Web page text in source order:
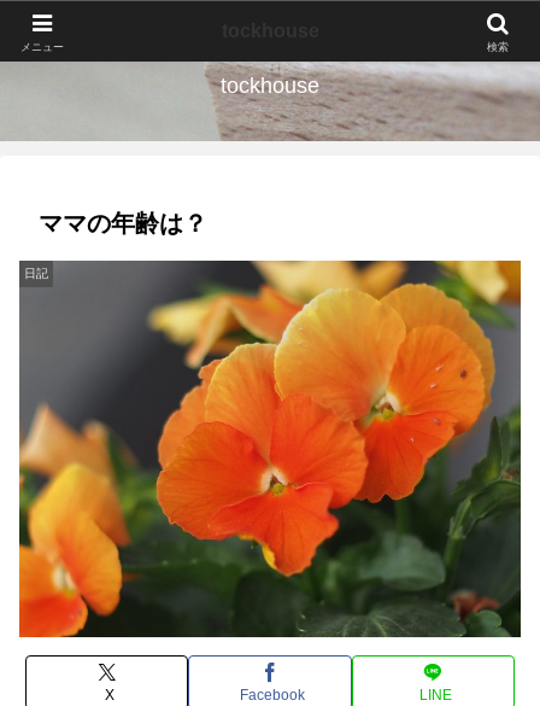
tockhouse
ママの年齢は？
日記
X Facebook LINE
メニュー 検索